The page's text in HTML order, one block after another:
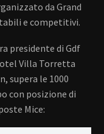
da Grand
e competitivi.
presidente di Gdf
Villa Torretta
supera le 1000
con posizione di
Mice: